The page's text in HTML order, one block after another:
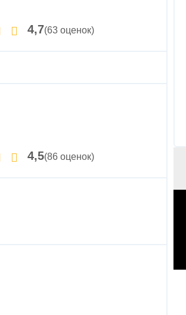
4,7(63 оценок)
4,5(86 оценок)